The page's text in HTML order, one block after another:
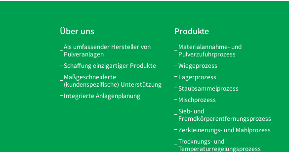
Über uns
Als umfassender Hersteller von
Pulveranlagen
Schaffung einzigartiger Produkte
Maßgeschneiderte
(kundenspezifische) Unterstützung
Integrierte Anlagenplanung
Produkte
Materialannahme- und
Pulverzufuhrprozess
Wiegeprozess
Lagerprozess
Staubsammelprozess
Mischprozess
Sieb- und
Fremdkörperentfernungsprozess
Zerkleinerungs- und Mahlprozess
Trocknungs- und
Temperaturregelungsprozess